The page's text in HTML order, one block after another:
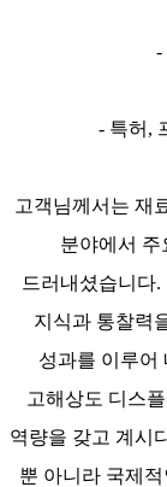
-
- 특허 ,
고객님께서는 재
분야에서 주
드러내셨습니다.
지식과 통찰력
성과를 이루어
고해상도 디스
역량을 갖고 계시
뿐 아니라 국제